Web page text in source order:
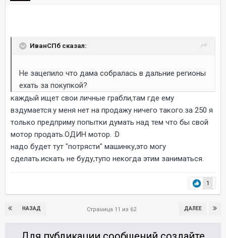
ИванСПб сказал:
Не зацепило что дама собралась в дальние регионы
ехать за покупкой?
каждый ищет свои личные грабли,там где ему
вздумается.у меня нет на продажу ничего такого.за 250 я
только предприму попытки думать над тем что бы свой
мотор продать.ОДИН мотор. :D
надо будет тут "потрясти" машинку,это могу
сделать.искать не буду,тупо некогда этим заниматься.
1
НАЗАД ДАЛЕЕ
Страница 11 из 62